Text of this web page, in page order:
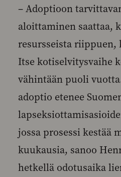
– Adoptioon
aloittaminen saattaa,
resursseista riippuen,
Itse kotiselvitysvaihe
vähintään puoli
adoptio etenee
jossa prosessi kestää
kuukausia, sanoo
hetkellä odotusaika